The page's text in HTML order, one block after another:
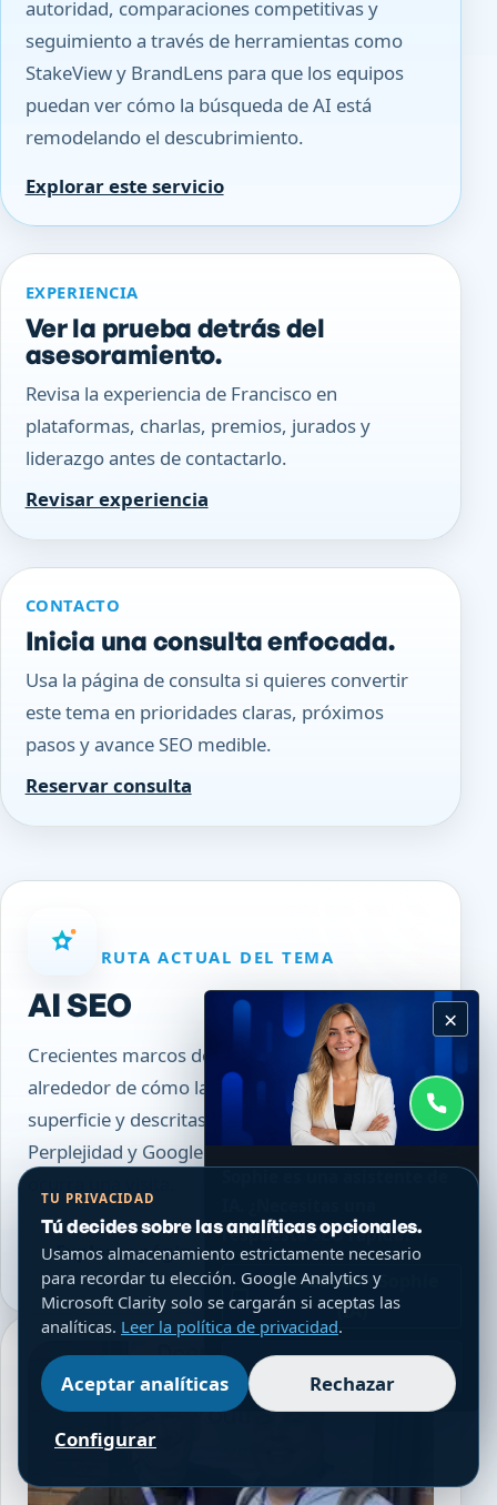
autoridad, comparaciones competitivas y
seguimiento a través de herramientas como
StakeView y BrandLens para que los equipos
puedan ver cómo la búsqueda de AI está
remodelando el descubrimiento.
Explorar este servicio
EXPERIENCIA
Ver la prueba detrás del
asesoramiento.
Revisa la experiencia de Francisco en
plataformas, charlas, premios, jurados y
liderazgo antes de contactarlo.
Revisar experiencia
CONTACTO
Inicia una consulta enfocada.
Usa la página de consulta si quieres convertir
este tema en prioridades claras, próximos
pasos y avance SEO medible.
Reservar consulta
RUTA ACTUAL DEL TEMA
AI SEO
Crecientes marcos de búsqueda AI SEO
alrededor de cómo las marcas están en
superficie y descritas dentro de ChatGPT, Grok,
Perplejidad y Google AI Reseñas antes de que
Explorar página actual
TU PRIVACIDAD
Tú decides sobre las analíticas opcionales.
Usamos almacenamiento estrictamente necesario
para recordar tu elección. Google Analytics y
Microsoft Clarity solo se cargarán si aceptas las
analíticas. Leer la política de privacidad.
Aceptar analíticas Rechazar
Configurar
×
respuesta SEO rápida?
Chatear con Sophie
(IA)